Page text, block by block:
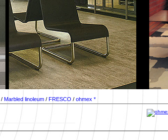
/ Marbled linoleum / FRESCO / ohmex *